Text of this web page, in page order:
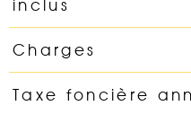
inclus
Charges
Taxe foncière